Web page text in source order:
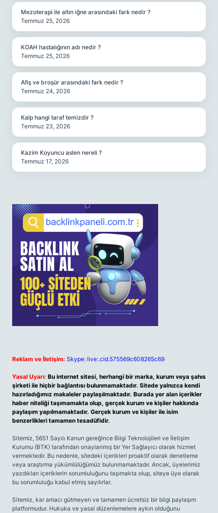
Mezoterapi ile altın iğne arasındaki fark nedir ?
Temmuz 25, 2026
KOAH hastalığının adı nedir ?
Temmuz 25, 2026
Afiş ve broşür arasındaki fark nedir ?
Temmuz 24, 2026
Kalp hangi taraf temizdir ?
Temmuz 23, 2026
Kazim Koyuncu aslen nereli ?
Temmuz 17, 2026
Reklam ve İletişim: Skype: live:.cid.575569c608265c69
Yasal Uyarı: Bu internet sitesi, herhangi bir marka, kurum veya şahıs
şirketi ile hiçbir bağlantısı bulunmamaktadır. Sitede yalnızca kendi
hazırladığımız makaleler paylaşılmaktadır. Burada yer alan içerikler
haber niteliği taşımamakta olup, gerçek kurum ve kişiler hakkında
paylaşım yapılmamaktadır. Gerçek kurum ve kişiler ile isim
benzerlikleri tamamen tesadüfidir.
Sitemiz, 5651 Sayılı Kanun gereğince Bilgi Teknolojileri ve İletişim
Kurumu (BTK) tarafından onaylanmış bir Yer Sağlayıcı olarak hizmet
vermektedir. Bu nedenle, sitedeki içerikleri proaktif olarak denetleme
veya araştırma yükümlülüğümüz bulunmamaktadır. Ancak, üyelerimiz
yazdıkları içeriklerin sorumluluğunu taşımakta olup, siteye üye olarak
bu sorumluluğu kabul etmiş sayılırlar.
Sitemiz, kar amacı gütmeyen ve tamamen ücretsiz bir bilgi paylaşım
platformudur. Hukuka ve yasal düzenlemelere aykırı olduğunu